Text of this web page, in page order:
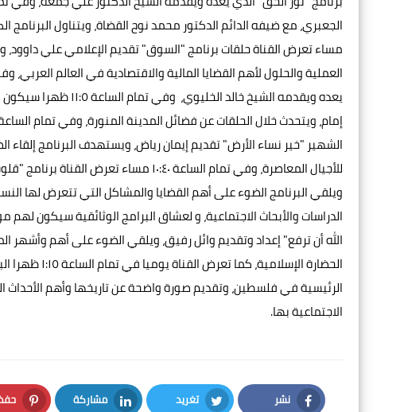
مساء تعرض القناة حلقات برنامج "السوق" تقديم الإعلامي علي داوود،
يعده ويقدمه الشيخ
الشهير "خير نساء الأرض" تقديم إيمان رياض، ويستهدف البرنامج
للأجيال المعاصرة، وفي تمام الساعة
ويلقي البرنامج الضوء على أهم القضايا والمشاكل التي تتعرض لها
الله أن ترفع" إعداد وتقديم وائل رفيق، ويلقي الضوء على أهم وأشهر
الحضارة
الرئيسية في فلسطين، وتقديم صورة واضحة عن تاريخها وأهم الأحداث
الاجتماعية بها.
نشر تغريد مشاركة